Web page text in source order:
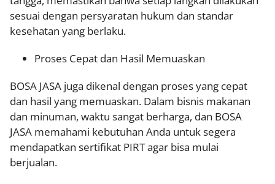
sesuai dengan persyaratan hukum dan standar
kesehatan yang berlaku.
Proses Cepat dan Hasil Memuaskan
BOSA JASA juga dikenal dengan proses yang cepat
dan hasil yang memuaskan. Dalam bisnis makanan
dan minuman, waktu sangat berharga, dan BOSA
JASA memahami kebutuhan Anda untuk segera
mendapatkan sertifikat PIRT agar bisa mulai
berjualan.